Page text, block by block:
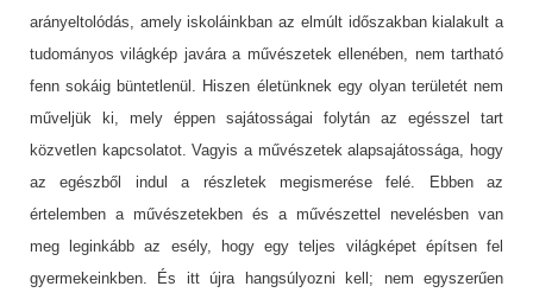
arányeltolódás, amely iskoláinkban az elmúlt időszakban kialakult a
tudományos világkép javára a művészetek ellenében, nem tartható
fenn sokáig büntetlenül. Hiszen életünknek egy olyan területét nem
műveljük ki, mely éppen sajátosságai folytán az egésszel tart
közvetlen kapcsolatot. Vagyis a művészetek alapsajátossága, hogy
az egészből indul a részletek megismerése felé. Ebben az
értelemben a művészetekben és a művészettel nevelésben van
meg leginkább az esély, hogy egy teljes világképet építsen fel
gyermekeinkben. És itt újra hangsúlyozni kell; nem egyszerűen